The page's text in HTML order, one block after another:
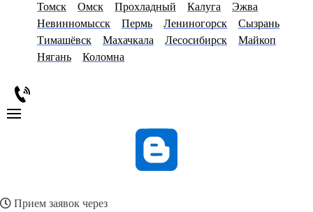
Томск
Омск Прохладный Калуга
Эжва
Невинномысск
Пермь Лениногорск
Сызрань
Тимашёвск
Махачкала Лесосибирск
Майкоп
Нягань
Коломна
Прием заявок через